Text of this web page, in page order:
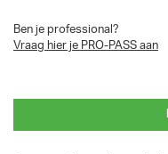
Ben je professional?
Vraag hier je PRO-PASS aan